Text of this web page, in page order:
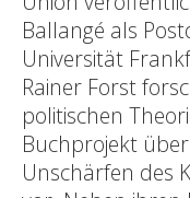
Ballangé als
Universität
Rainer Forst
politischen
Buchprojekt
Unschärfen des